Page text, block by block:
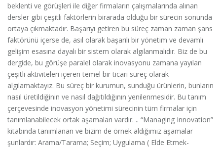
beklenti ve görüşleri ile diğer firmaların çalışmalarında alınan
dersler gibi çeşitli faktörlerin birarada olduğu bir sürecin sonunda
ortaya çıkmaktadır. Başarıyı getiren bu süreç zaman zaman şans
faktörünü içerse de, asıl olarak başarılı bir yönetim ve devamlı
gelişim esasına dayalı bir sistem olarak algılanmalıdır. Biz de bu
dergide, bu görüşe paralel olarak inovasyonu zamana yayılan
çeşitli aktiviteleri içeren temel bir ticari süreç olarak
algılamaktayız. Bu süreç bir kurumun, sunduğu ürünlerin, bunların
nasıl üretildiğinin ve nasıl dağıtıldığının yenilenmesidir. Bu tanım
çerçevesinde inovasyon yönetimi sürecinin tüm firmalar için
tanımlanabilecek ortak aşamaları vardır. .. “Managing Innovation”
kitabında tanımlanan ve bizim de örnek aldığımız aşamalar
şunlardır: Arama/Tarama; Seçim; Uygulama ( Elde Etmek-